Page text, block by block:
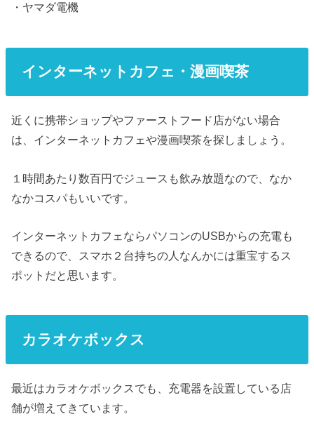
・ヤマダ電機
インターネットカフェ・漫画喫茶
近くに携帯ショップやファーストフード店がない場合
は、インターネットカフェや漫画喫茶を探しましょう。
１時間あたり数百円でジュースも飲み放題なので、なか
なかコスパもいいです。
インターネットカフェならパソコンのUSBからの充電も
できるので、スマホ２台持ちの人なんかには重宝するス
ポットだと思います。
カラオケボックス
最近はカラオケボックスでも、充電器を設置している店
舗が増えてきています。